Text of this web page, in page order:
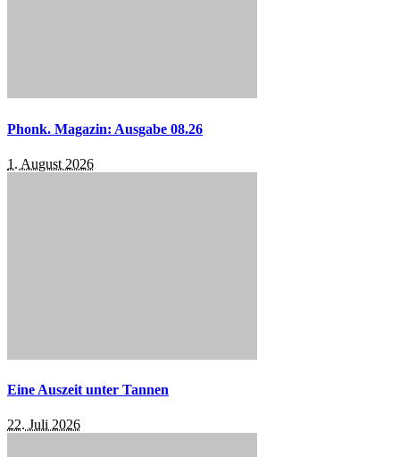
Phonk. Magazin: Ausgabe 08.26
1. August 2026
Eine Auszeit unter Tannen
22. Juli 2026